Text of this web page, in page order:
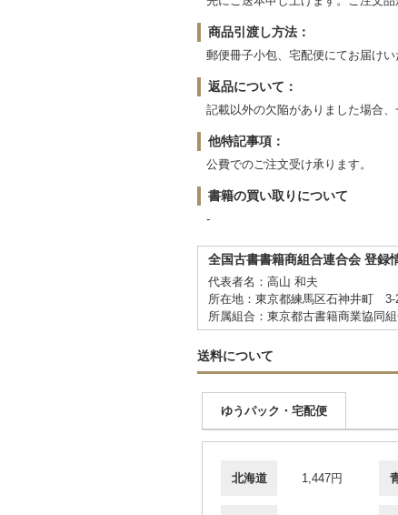
商品引渡し方法：
郵便冊子小包、宅配便にてお届け
返品について：
記載以外の欠陥がありました場合
他特記事項：
公費でのご注文受け承ります。
書籍の買い取りについて
-
全国古書書籍商組合連合会 登録
代表者名：高山 和夫
所在地：東京都練馬区石神井町
所属組合：東京都古書籍商業協同
送料について
ゆうパック・宅配便
北海道 1,447円